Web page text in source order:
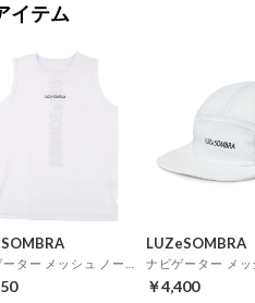
イテム
LUZeSOMBRA
￥4,400